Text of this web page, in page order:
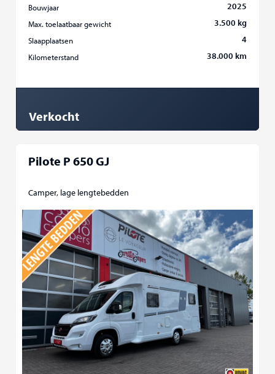
Bouwjaar 2025
Max. toelaatbaar gewicht 3.500 kg
Slaapplaatsen 4
Kilometerstand 38.000 km
Verkocht
Pilote P 650 GJ
Camper, lage lengtebedden